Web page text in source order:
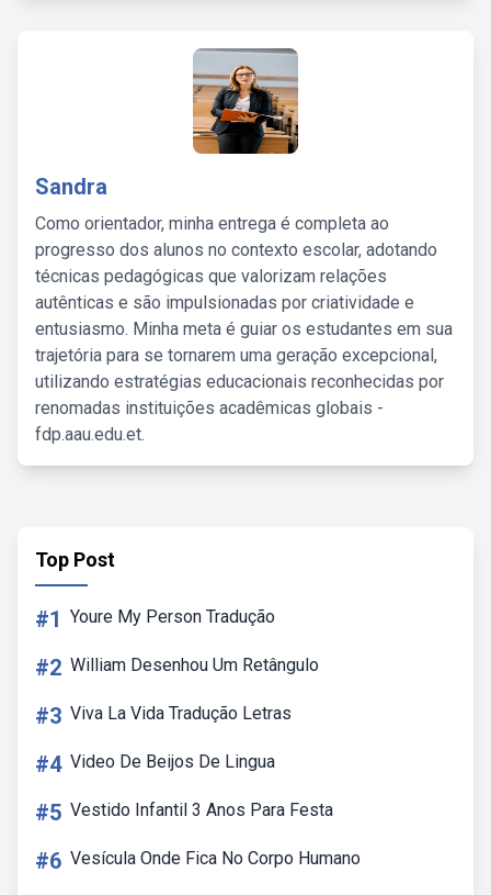
Sandra
Como orientador, minha entrega é completa ao
progresso dos alunos no contexto escolar, adotando
técnicas pedagógicas que valorizam relações
autênticas e são impulsionadas por criatividade e
entusiasmo. Minha meta é guiar os estudantes em sua
trajetória para se tornarem uma geração excepcional,
utilizando estratégias educacionais reconhecidas por
renomadas instituições acadêmicas globais -
fdp.aau.edu.et.
Top Post
#1 Youre My Person Tradução
#2 William Desenhou Um Retângulo
#3 Viva La Vida Tradução Letras
#4 Video De Beijos De Lingua
#5 Vestido Infantil 3 Anos Para Festa
#6 Vesícula Onde Fica No Corpo Humano